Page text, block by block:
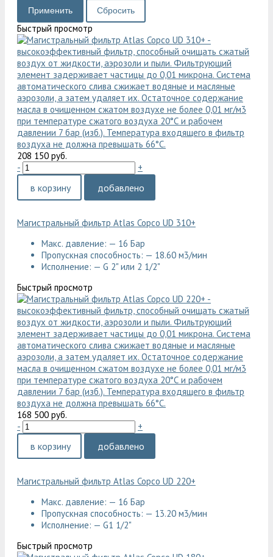
Быстрый просмотр
208 150 руб.
-
+
в корзину добавлено
Магистральный фильтр Atlas Copco UD 310+
Макс. давление: — 16 Бар
Пропускная способность: — 18.60 м3/мин
Исполнение: — G 2" или 2 1/2"
Быстрый просмотр
168 500 руб.
-
+
в корзину добавлено
Магистральный фильтр Atlas Copco UD 220+
Макс. давление: — 16 Бар
Пропускная способность: — 13.20 м3/мин
Исполнение: — G1 1/2"
Быстрый просмотр